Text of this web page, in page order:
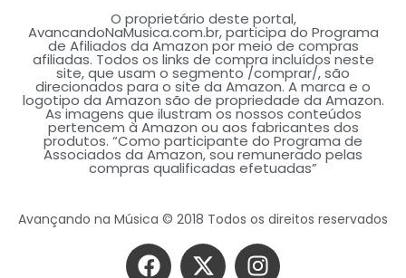
O proprietário deste portal,
AvancandoNaMusica.com.br, participa do Programa
de Afiliados da Amazon por meio de compras
afiliadas. Todos os links de compra incluídos neste
site, que usam o segmento /comprar/, são
direcionados para o site da Amazon. A marca e o
logotipo da Amazon são de propriedade da Amazon.
As imagens que ilustram os nossos conteúdos
pertencem à Amazon ou aos fabricantes dos
produtos. “Como participante do Programa de
Associados da Amazon, sou remunerado pelas
compras qualificadas efetuadas”
Avançando na Música © 2018 Todos os direitos reservados